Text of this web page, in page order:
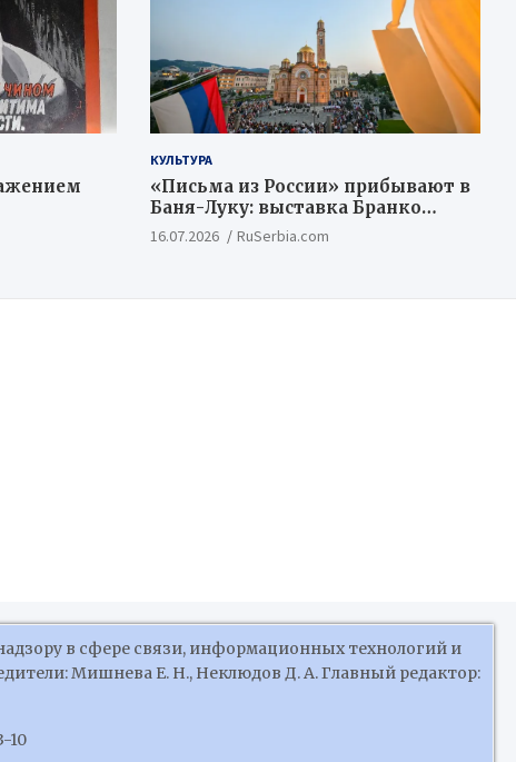
КУЛЬТУРА
«Письма из России» прибывают в
Баня-Луку: выставка Бранко
Недимовича объединяет
шестерых художников из
16.07.2026 RuSerbia.com
в сфере связи, информационных технологий и
Мишнева Е. Н., Неклюдов Д. А. Главный редактор:
10